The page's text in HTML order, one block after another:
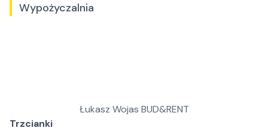
Wypożyczalnia
Łukasz Wojas BUD&RENT
Trzcianki